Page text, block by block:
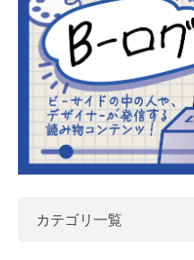
カテゴリ一覧